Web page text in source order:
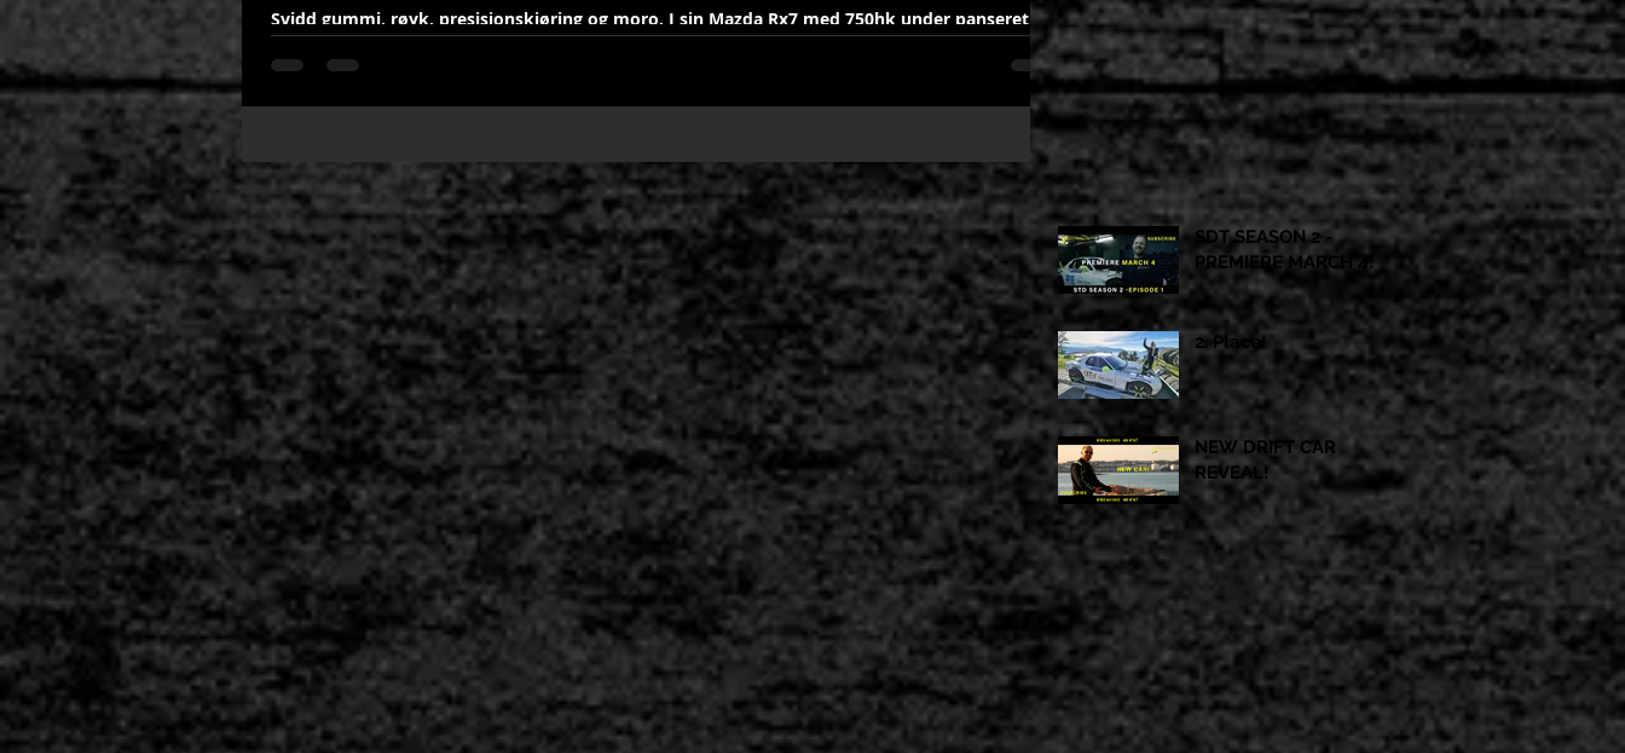
SDT SEASON 2 -
PREMIERE MARCH 4!
2. Place!
NEW DRIFT CAR
REVEAL!
Svidd gummi, røyk, presisjonskjøring og moro. I sin Mazda Rx7 med 750hk under panseret
kommer Sjåfør Kim Andre Svensson susende i det som...